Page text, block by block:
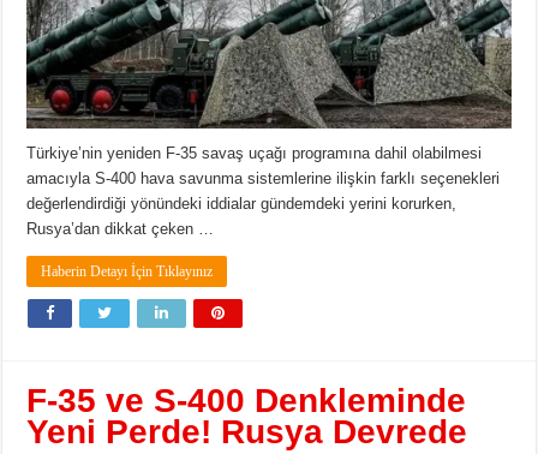
Türkiye’nin yeniden F-35 savaş uçağı programına dahil olabilmesi
amacıyla S-400 hava savunma sistemlerine ilişkin farklı seçenekleri
değerlendirdiği yönündeki iddialar gündemdeki yerini korurken,
Rusya’dan dikkat çeken …
Haberin Detayı İçin Tıklayınız
F-35 ve S-400 Denkleminde
Yeni Perde! Rusya Devrede